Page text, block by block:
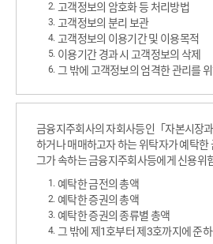
고객정보의 암호화 등 처리방법
고객정보의 분리 보관
고객정보의 이용기간 및 이용목적
이용기간 경과 시 고객정보의 삭제
그 밖에 고객정보의 엄격한 관리를
금융지주회사의 자회사등인「자본시장
하거나 매매하고자 하는 위탁자가 예탁
그가 속하는 금융지주회사등에게 신용위
예탁한 금전의 총액
예탁한 증권의 총액
예탁한 증권의 종류별 총액
그 밖에 제1호부터 제3호까지에 준